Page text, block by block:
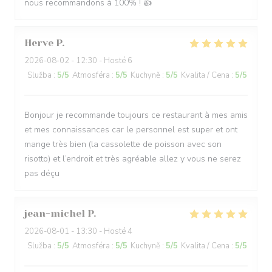
nous recommandons à 100% ! 👍
Herve P
2026-08-02 - 12:30 - Hosté 6
Služba : 5/5 Atmosféra : 5/5 Kuchyně : 5/5 Kvalita / Cena : 5/5
Bonjour je recommande toujours ce restaurant à mes amis
et mes connaissances car le personnel est super et ont
mange très bien (la cassolette de poisson avec son
risotto) et l’endroit et très agréable allez y vous ne serez
pas déçu
jean-michel P
2026-08-01 - 13:30 - Hosté 4
Služba : 5/5 Atmosféra : 5/5 Kuchyně : 5/5 Kvalita / Cena : 5/5